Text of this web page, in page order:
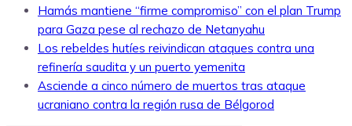
Hamás mantiene “firme compromiso” con el plan Trump
para Gaza pese al rechazo de Netanyahu
Los rebeldes hutíes reivindican ataques contra una
refinería saudita y un puerto yemenita
Asciende a cinco número de muertos tras ataque
ucraniano contra la región rusa de Bélgorod